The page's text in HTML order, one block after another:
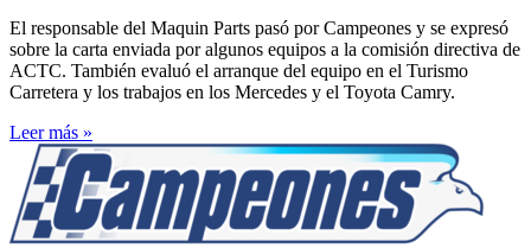
El responsable del Maquin Parts pasó por Campeones y se expresó
sobre la carta enviada por algunos equipos a la comisión directiva de
ACTC. También evaluó el arranque del equipo en el Turismo
Carretera y los trabajos en los Mercedes y el Toyota Camry.
Leer más »